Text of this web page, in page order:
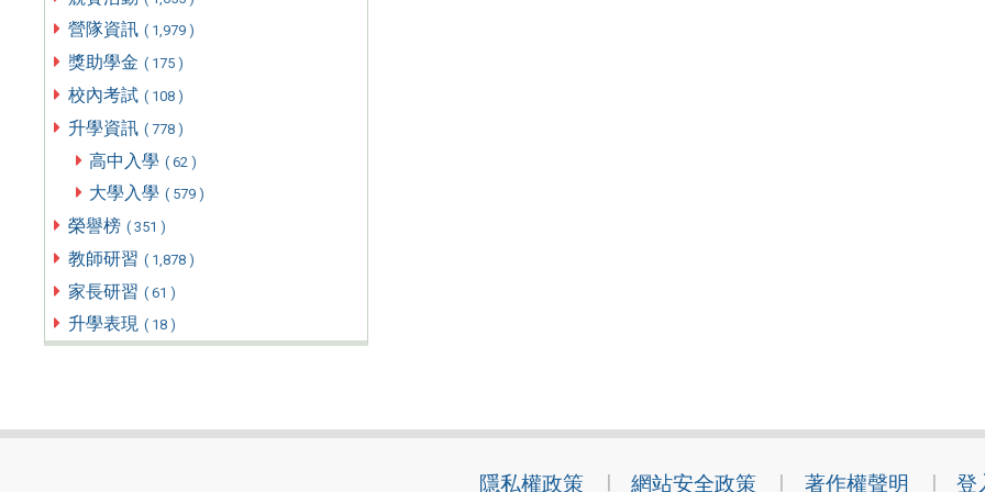
營隊資訊 ( 1,979 )
獎助學金 ( 175 )
校內考試 ( 108 )
升學資訊 ( 778 )
高中入學 ( 62 )
大學入學 ( 579 )
榮譽榜 ( 351 )
教師研習 ( 1,878 )
家長研習 ( 61 )
升學表現 ( 18 )
隱私權政策 網站安全政策 著作權聲明 登